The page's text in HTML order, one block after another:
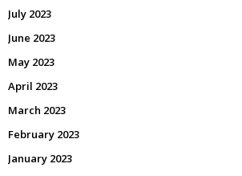
July 2023
June 2023
May 2023
April 2023
March 2023
February 2023
January 2023